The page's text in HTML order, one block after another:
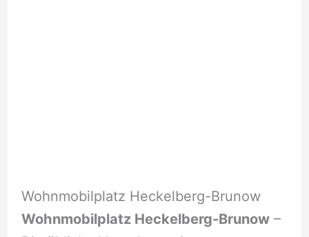
Wohnmobilplatz Heckelberg-Brunow
Wohnmobilplatz Heckelberg-Brunow–